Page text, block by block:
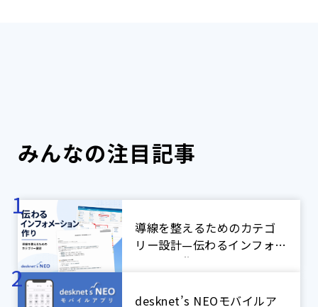
みんなの注目記事
導線を整えるためのカテゴ
リー設計—伝わるインフォメ
ーション作り
desknet’s NEOモバイルア